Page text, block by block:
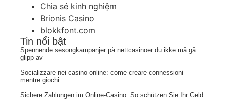
Chia sẻ kinh nghiệm
Brionis Casino
blokkfont.com
Tin nổi bật
Spennende sesongkampanjer på nettcasinoer du ikke må gå
glipp av
Socializzare nei casino online: come creare connessioni
mentre giochi
Sichere Zahlungen im Online-Casino: So schützen Sie Ihr Geld